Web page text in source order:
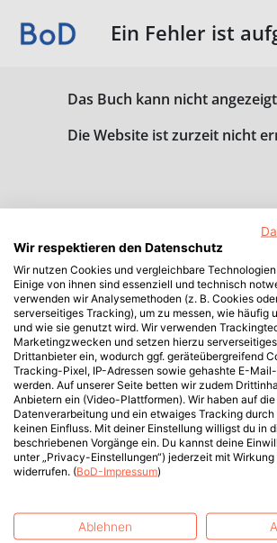
Ein Fehler ist
Das Buch kann nicht
Die Website ist zurzeit nicht
Wir respektieren den Datenschutz
Wir nutzen Cookies und vergleichbare
Einige von ihnen sind essenziell und technisch
verwenden wir Analysemethoden (z. B. Cookies
serverseitiges Tracking), um zu messen, wie häufig
und wie sie genutzt wird. Wir verwenden
Marketingzwecken und setzen hierzu
Drittanbieter ein, wodurch ggf. geräteübergreifend
Tracking-Pixel, IP-Adressen sowie gehashte E-
werden. Auf unserer Seite betten wir zudem
Anbietern ein (Video-Plattformen). Wir haben auf
Datenverarbeitung und ein etwaiges Tracking
keinen Einfluss. Mit deiner Einstellung willigst du in
beschriebenen Vorgänge ein. Du kannst deine
unter „Privacy-Einstellungen“) jederzeit mit
widerrufen. (BoD-Impressum)
Ablehnen